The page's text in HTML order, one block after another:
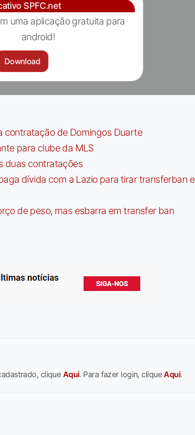
SPFC.net
uma aplicação gratuita para
android!
Download
contratação de Domingos Duarte
para clube da MLS
duas contratações
dívida com a Lazio para tirar transferban e
de peso, mas esbarra em transfer ban
cliqueAqui. Para fazer login, cliqueAqui.